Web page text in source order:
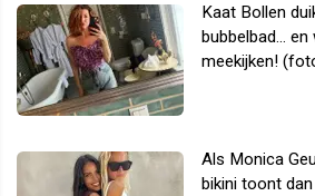
Kaat Bollen
bubbelbad...
meekijken!
Als Monica
bikini toont